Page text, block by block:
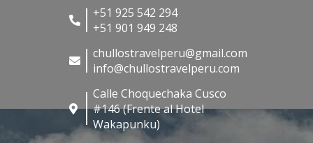
+51 925 542 294
+51 901 949 248
chullostravelperu@gmail.com
info@chullostravelperu.com
Calle Choquechaka Cusco
#146 (Frente al Hotel
Wakapunku)